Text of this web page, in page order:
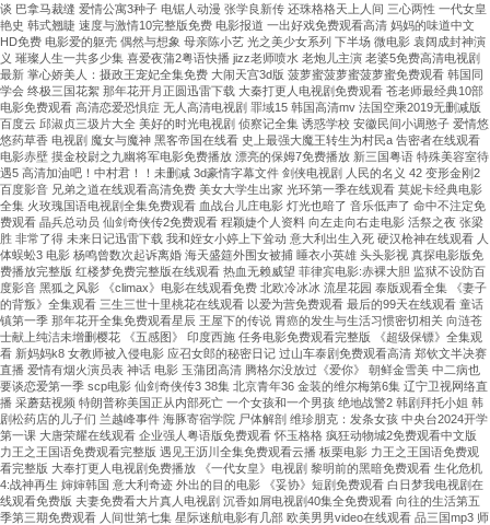
谈 巴拿马裁缝 爱情公寓3种子 电锯人动漫 张学良新传 还珠格格天上人间 三心两性 一代女皇
艳史 韩式翘睫 速度与激情10完整版免费 电影报道 一出好戏免费观看高清 妈妈的味道中文
HD免费 电影爱的躯壳 偶然与想象 母亲陈小艺 光之美少女系列 下半场 微电影 袁阔成封神演
义 璀璨人生一共多少集 喜爱夜蒲2粤语快播 jizz老师喷水 老炮儿主演 老婆5免费高清电视剧
最新 掌心娇美人：摄政王宠妃全集免费 大闹天宫3d版 菠萝蜜菠萝蜜菠萝蜜免费观看 韩国同
学会 终极三国花絮 那年花开月正圆迅雷下载 大秦打更人电视剧免费观看 苍老师最经典10部
电影免费观看 高清恋爱恐惧症 无人高清电视剧 罪域15 韩国高清mv 法国空乘2019无删减版
百度云 邱淑贞三圾片大全 美好的时光电视剧 侦察记全集 诱惑学校 安徽民间小调憨子 爱情悠
悠药草香 电视剧 魔女与魔神 黑客帝国在线看 史上最强大魔王转生为村民a 告密者在线观看
电影赤壁 摸金校尉之九幽将军电影免费播放 漂亮的保姆7免费播放 新三国粤语 特殊美容室待
遇5 高清加油吧！中村君！！未删减 3d豪情字幕文件 剑侠电视剧 人民的名义 42 变形金刚2
百度影音 兄弟之道在线观看高清免费 美女大学生出家 光环第一季在线观看 莫妮卡经典电影
全集 火玫瑰国语电视剧全集免费观看 血战台儿庄电影 灯光也暗了 音乐低声了 命中不注定免
费观看 晶兵总动员 仙剑奇侠传2免费观看 程颖婕个人资料 向左走向右走电影 活祭之夜 张梁
胜 非常了得 未来日记迅雷下载 我和姪女小婷上下耸动 意大利出生入死 硬汉枪神在线观看 人
体蜈蚣3 电影 杨鸣曾数次起诉离婚 海天盛筵外围女被捕 睡衣小英雄 头头影视 真探电影版免
费播放完整版 红楼梦免费完整版在线观看 热血无赖威望 菲律宾电影:赤裸大胆 监狱不设防百
度影音 黑狐之风影 《climax》电影在线观看免费 北欧冷冰冰 流星花园 泰版观看全集 《妻子
的背叛》全集观看 三生三世十里桃花在线观看 以爱为营免费观看 最后的99天在线观看 童话
镇第一季 那年花开全集免费观看星辰 王屋下的传说 胃癌的发生与生活习惯密切相关 向涟苍
士献上纯洁未增删樱花 《五感图》 印度西施 任务电影免费观看完整版 《超级保镖》全集观
看 新妈妈k8 女教师被入侵电影 应召女郎的秘密日记 过山车泰剧免费观看高清 郑钦文半决赛
直播 爱情有烟火演员表 神话 电影 玉蒲团高清 腾格尔没放过《爱你》 朝鲜金雪美 中二病也
要谈恋爱第一季 scp电影 仙剑奇侠传3 38集 北京青年36 金装的维尔梅第6集 辽宁卫视网络直
播 采蘑菇视频 特朗普称美国正从内部死亡 一个女孩和一个男孩 绝地战警2 韩剧拜托小姐 韩
剧松药店的儿子们 兰越峰事件 海豚寄宿学院 尸体解剖 维珍朋克：发条女孩 中央台2024开学
第一课 大唐荣耀在线观看 企业强人粤语版免费观看 怀玉格格 疯狂动物城2免费观看中文版
力王之王国语免费观看完整版 遇见王沥川全集免费观看云播 板栗电影 力王之王国语免费观
看完整版 大奉打更人电视剧免费播放 《一代女皇》电视剧 黎明前的黑暗免费观看 生化危机
4:战神再生 婶婶韩国 意大利奇迹 外出的目的电影 《妥协》短剧免费观看 白日梦我电视剧在
线观看免费版 夫妻免费看大片真人电视剧 沉香如屑电视剧40集全免费观看 向往的生活第五
季第三期免费观看 人间世第七集 星际迷航电影有几部 欧美男男video在线观看 品三国mp3 师